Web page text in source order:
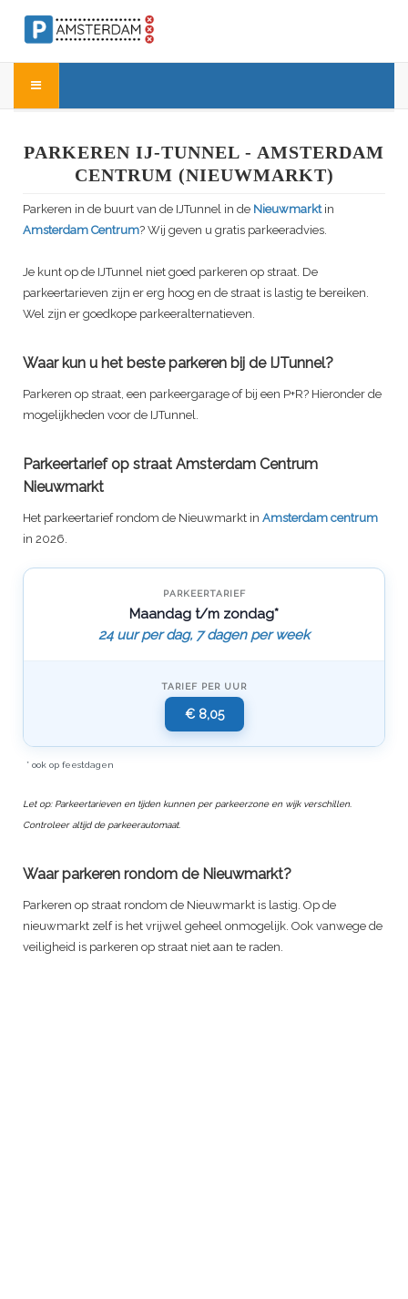
PARKEREN IJ-TUNNEL - AMSTERDAM
CENTRUM (NIEUWMARKT)
Parkeren in de buurt van de IJTunnel in de Nieuwmarktin
Amsterdam Centrum? Wij geven u gratis parkeeradvies.
Je kunt op de IJTunnel niet goed parkeren op straat. De
parkeertarieven zijn er erg hoog en de straat is lastig te bereiken.
Wel zijn er goedkope parkeeralternatieven.
Waar kun u het beste parkeren bij de IJTunnel?
Parkeren op straat, een parkeergarage of bij een P+R? Hieronder de
mogelijkheden voor de IJTunnel.
Parkeertarief op straat Amsterdam Centrum
Nieuwmarkt
Het parkeertarief rondom de Nieuwmarkt in Amsterdam centrum
in 2026.
PARKEERTARIEF
Maandag t/m zondag*
24 uur per dag, 7 dagen per week
TARIEF PER UUR
€ 8,05
* ook op feestdagen
Let op: Parkeertarieven en tijden kunnen per parkeerzone en wijk verschillen.
Controleer altijd de parkeerautomaat.
Waar parkeren rondom de Nieuwmarkt?
Parkeren op straat rondom de Nieuwmarkt is lastig. Op de
nieuwmarkt zelf is het vrijwel geheel onmogelijk. Ook vanwege de
veiligheid is parkeren op straat niet aan te raden.